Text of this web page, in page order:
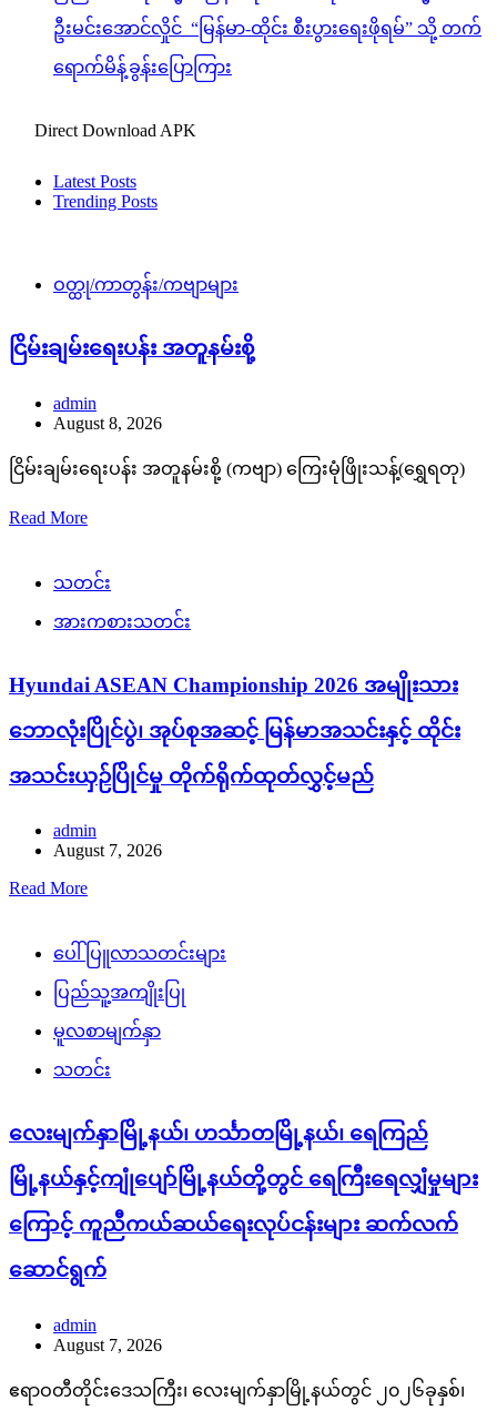
ဦးမင်းအောင်လှိုင် “မြန်မာ-ထိုင်း စီးပွားရေးဖိုရမ်” သို့ တက်
ရောက်မိန့်ခွန်းပြောကြား
Direct Download APK
Latest Posts
Trending Posts
ဝတ္ထု/ကာတွန်း/ကဗျာများ
ငြိမ်းချမ်းရေးပန်း အတူနမ်းစို့
admin
August 8, 2026
ငြိမ်းချမ်းရေးပန်း အတူနမ်းစို့ (ကဗျာ) ကြေးမုံဖြိုးသန့်(ရွှေရတု)
Read More
သတင်း
အားကစားသတင်း
Hyundai ASEAN Championship 2026 အမျိုးသား
ဘောလုံးပြိုင်ပွဲ၊ အုပ်စုအဆင့် မြန်မာအသင်းနှင့် ထိုင်း
အသင်းယှဉ်ပြိုင်မှု တိုက်ရိုက်ထုတ်လွှင့်မည်
admin
August 7, 2026
Read More
ပေါ်ပြူလာသတင်းများ
ပြည်သူ့အကျိုးပြု
မူလစာမျက်နှာ
သတင်း
လေးမျက်နှာမြို့နယ်၊ ဟင်္သာတမြို့နယ်၊ ရေကြည်
မြို့နယ်နှင့်ကျုံပျော်မြို့နယ်တို့တွင် ရေကြီးရေလျှံမှုများ
ကြောင့် ကူညီကယ်ဆယ်ရေးလုပ်ငန်းများ ဆက်လက်
ဆောင်ရွက်
admin
August 7, 2026
ဧရာဝတီတိုင်းဒေသကြီး၊ လေးမျက်နှာမြို့နယ်တွင် ၂၀၂၆ခုနှစ်၊